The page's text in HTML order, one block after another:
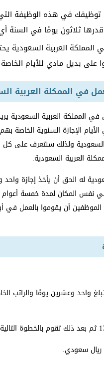
في هذه الوظيفة التي
ثلاثون يومًا في
العربية السعودية
بديل مادي للأيام الخاصة
في الممكلة العربية
المملكة العربية السعودية
الإجازة السنوية الخاصة
السعودية ولذلك سنتعرف على
العربية السعودية.
له الحق أن يأخذ إجازة
المكان لمدة خمسة أعوام
أن يقوموا بالعمل في
تبلغ واحد وعشرين يومًا